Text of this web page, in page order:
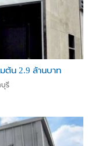
ต้น 2.9 ล้านบาท
รี